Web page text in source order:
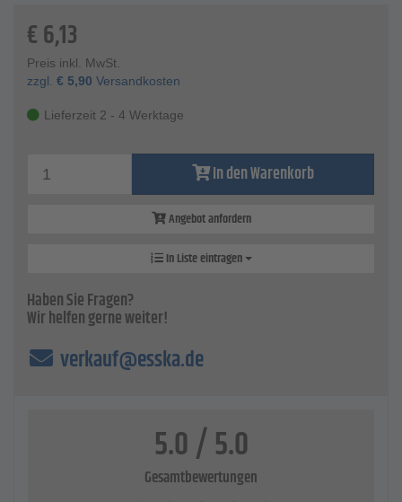
€6,13
Preis inkl. MwSt.
zzgl. € 5,90 Versandkosten
Lieferzeit 2 - 4 Werktage
In den Warenkorb
Angebot anfordern
In Liste eintragen
Haben Sie Fragen?
Wir helfen gerne weiter!
verkauf@esska.de
5.0 / 5.0
Gesamtbewertungen